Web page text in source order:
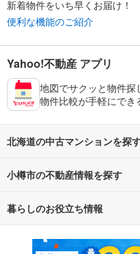
新着物件をいち早くお届け！
便利な機能のご紹介
Yahoo!不動産 アプリ
地図でサクッと物件探
物件比較が手軽にでき
北海道の中古マンションを探
路線・駅から探す
通勤・通学時間から探す
小樽市の不動産情報を探す
不動産・住宅
新築マンション
暮らしのお役立ち情報
マンションカタログ